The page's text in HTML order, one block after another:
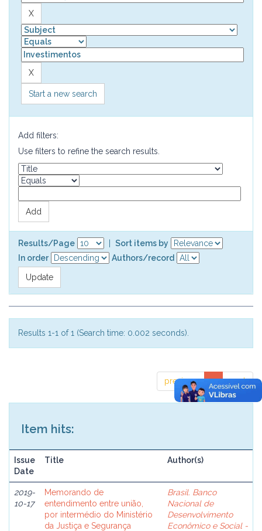
Start a new search
Add filters:
Use filters to refine the search results.
Results/Page
Sort items by
In order
Authors/record
Results 1-1 of 1 (Search time: 0.002 seconds).
previous 1 next
Item hits:
Issue
Date
Title Author(s)
2019-
10-17
Memorando de
entendimento entre união,
por intermédio do Ministério
da Justiça e Segurança
Brasil. Banco
Nacional de
Desenvolvimento
Econômico e Social -